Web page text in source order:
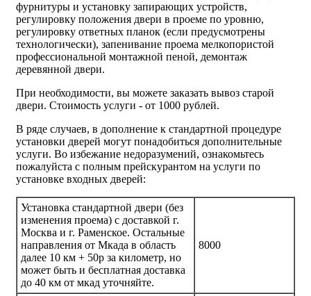
фурнитуры и установку запирающих устройств,
регулировку положения двери в проеме по уровню,
регулировку ответных планок (если предусмотрены
технологически), запенивание проема мелкопористой
профессиональной монтажной пеной, демонтаж
деревянной двери.
При необходимости, вы можете заказать вывоз старой
двери. Стоимость услуги - от 1000 рублей.
В ряде случаев, в дополнение к стандартной процедуре
установки дверей могут понадобиться дополнительные
услуги. Во избежание недоразумений, ознакомьтесь
пожалуйста с полным прейскурантом на услуги по
установке входных дверей:
Установка стандартной двери (без
изменения проема) с доставкой г.
Москва и г. Раменское. Остальные
направления от Мкада в область
далее 10 км + 50р за километр, но
может быть и бесплатная доставка
до 40 км от мкад уточняйте.
8000